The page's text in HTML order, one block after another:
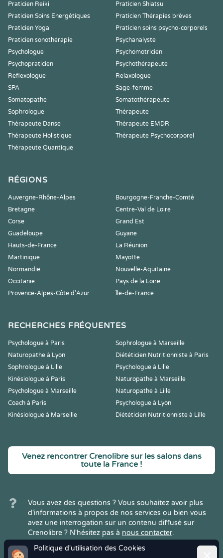
Politique d'utilisation des Cookies
Praticien Reiki
Praticien Shiatsu
Praticien Soins Energétiques
Praticien Thérapies brèves
Praticien Yoga
Praticien soins psycho-corporels
Praticien sonothérapie
Psychanalyste
Psychologue
Psychomotricien
Psychopraticien
Psychothérapeute
Reflexologue
Relaxologue
SPA
Sage-femme
Somatopathe
Somatothérapeute
Sophrologue
Thérapeute
Thérapeute Danse
Thérapeute EMDR
Thérapeute Holistique
Thérapeute Psychocorporel
Thérapeute Quantique
RÉGIONS
Auvergne-Rhône-Alpes
Bourgogne-Franche-Comté
Bretagne
Centre-Val de Loire
Corse
Grand Est
Guadeloupe
Guyane
Hauts-de-France
La Réunion
Martinique
Mayotte
Normandie
Nouvelle-Aquitaine
Occitanie
Pays de la Loire
Provence-Alpes-Côte d'Azur
Île-de-France
RECHERCHES FRÉQUENTES
Psychologue à Paris
Sophrologue à Marseille
Naturopathe à Lyon
Diététicien Nutritionniste à Paris
Sophrologue à Lille
Psychologue à Lille
Kinésiologue à Paris
Naturopathe à Marseille
Psychologue à Marseille
Naturopathe à Lille
Coach à Paris
Psychologue à Lyon
Kinésiologue à Marseille
Diététicien Nutritionniste à Lille
Venez rencontrer Crenolibre sur les salons dans
toute la France !
Vous avez des questions ? Vous souhaitez avoir plus
d'informations à propos de nos services ou bien vous
avez une interrogation sur un contenu diffusé sur
Crenolibre ? N'hésitez pas à nous contacter.